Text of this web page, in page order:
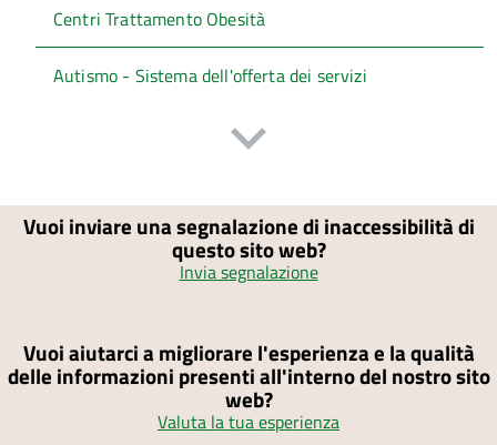
Centri Trattamento Obesità
Autismo - Sistema dell'offerta dei servizi
Vuoi inviare una segnalazione di inaccessibilità di
questo sito web?
Invia segnalazione
Vuoi aiutarci a migliorare l'esperienza e la qualità
delle informazioni presenti all'interno del nostro sito
web?
Valuta la tua esperienza